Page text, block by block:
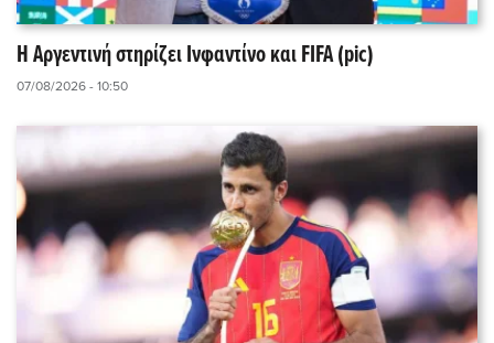
Η Αργεντινή στηρίζει Ινφαντίνο και FIFA (pic)
07/08/2026 - 10:50